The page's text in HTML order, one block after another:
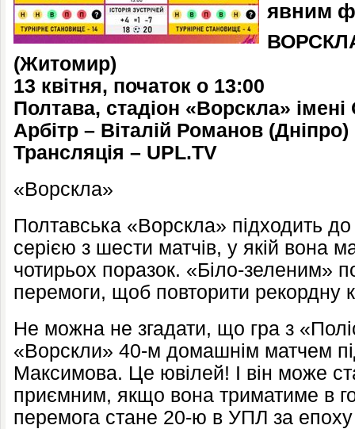
явним
(Житомир)
13 квітня, початок о 13:00
Полтава, стадіон «Ворскла»
Арбітр – Віталій Романов (Дніпро)
Трансляція – UPL.TV
«Ворскла»
Полтавська «Ворскла» підходить
серією з шести матчів, у якій вона
чотирьох поразок. «Біло-зеленим»
перемоги, щоб повторити рекордну
Не можна не згадати, що гра з
«Ворскли» 40-м домашнім матчем
Максимова. Це ювілей! І він може
приємним, якщо вона триматиме в
перемога стане 20-ю в УПЛ за